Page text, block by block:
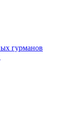
гурманов